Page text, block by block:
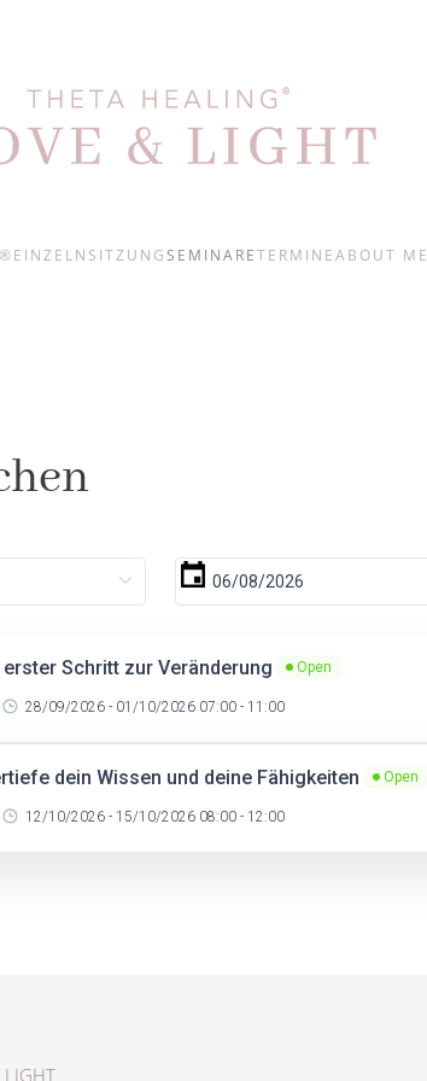
EINZELNSITZUNGSEMINARETERMINEABOUT ME
Schritt zur Veränderung Open
28/09/2026 - 01/10/2026 07:00 - 11:00
dein Wissen und deine Fähigkeiten Open
12/10/2026 - 15/10/2026 08:00 - 12:00
LIGHT